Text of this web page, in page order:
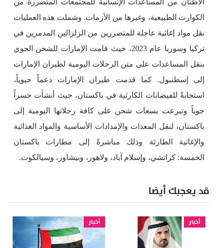
الأطنان من المساعدات الإنسانية للمجتمعات المتضررة من
الكوارث الطبيعية، وغيرها من الأزمات. وشملت هذه العمليات
نقل مواد إغاثية عاجلة للمتضررين من الزلزالين المدمرين في
تركيا وسوريا عام 2023، حيث قامت الإمارات للشحن الجوي
بنقل المساعدات على متن الرحلات اليومية لطيران الإمارات
إلى إسطنبول. كما قدمت طيران الإمارات دعماً حيوياً،
استجابةً للفيضانات الكارثية في باكستان، حيث أنشأت جسراً
جوياً وتبرعت بسعات شحن على كافة رحلاتها اليومية إلى
باكستان، لنقل المعدات والإمدادات الأساسية والمواد الغذائية
والإغاثية الطارئة وذلك مباشرةً إلى مطارات باكستان
الخمسة: كراتشي، وإسلام آباد، ولاهور، وبيشاور، وسيالكوت.
قد يعجبك أيضا
أخبار أخبار